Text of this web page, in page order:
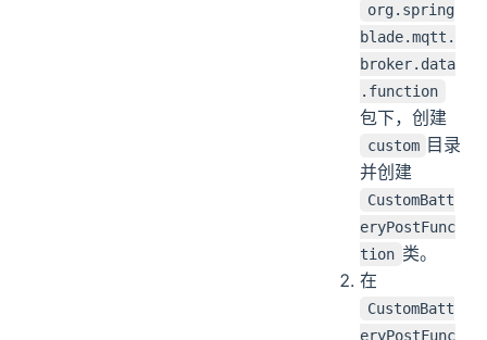
org.spring
blade.mqtt.
broker.data
.function
包下，创建
custom 目录
并创建
CustomBatt
eryPostFunc
tion 类。
在
CustomBatt
eryPostFunc